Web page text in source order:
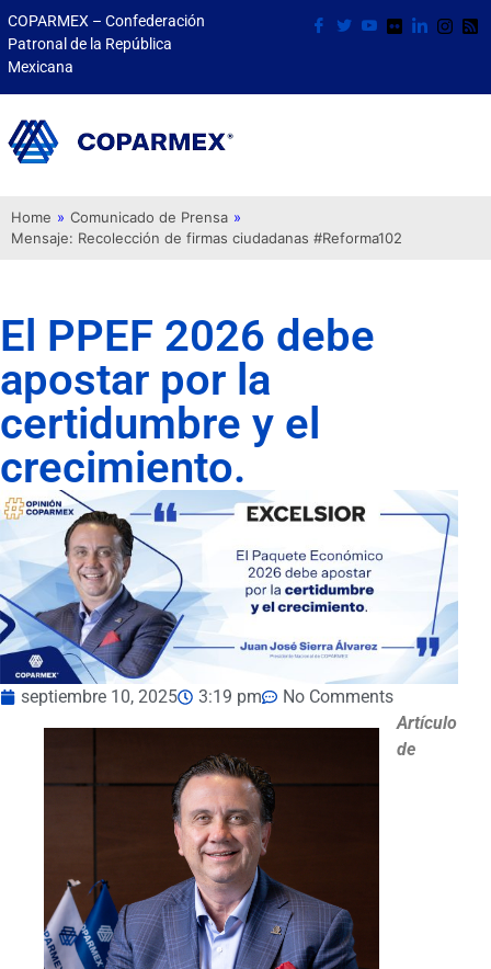
COPARMEX – Confederación
Patronal de la República
Mexicana
Home » Comunicado de Prensa »
Mensaje: Recolección de firmas ciudadanas #Reforma102
El PPEF 2026 debe
apostar por la
certidumbre y el
crecimiento.
septiembre 10, 2025 3:19 pm
No Comments
Artículo
de